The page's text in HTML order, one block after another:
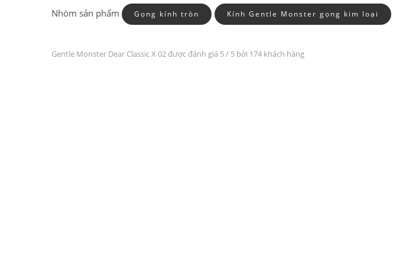
Nhóm sản phẩm Gọng kính tròn Kính Gentle Monster gọng kim loại
Gentle Monster Dear Classic X 02 được đánh giá 5/ 5 bởi 174 khách hàng